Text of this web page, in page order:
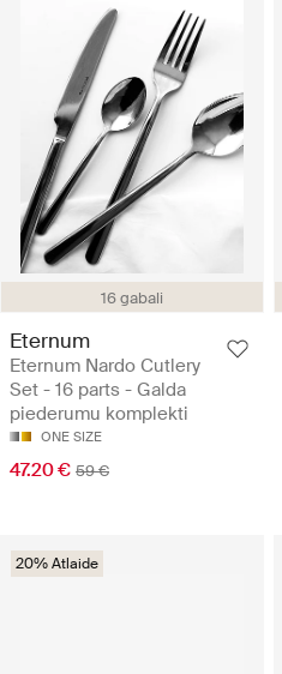
16 gabali
Eternum
Eternum Nardo Cutlery
Set - 16 parts - Galda
piederumu komplekti
ONE SIZE
47.20 € 59 €
20% Atlaide